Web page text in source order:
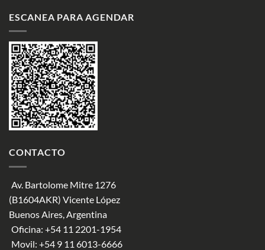
ESCANEA PARA AGENDAR
CONTACTO
Av. Bartolome Mitre 1276
(B1604AKR) Vicente López
Buenos Aires, Argentina
Oficina: +54 11 2201-1954
Movil: +54 9 11 6013-6666